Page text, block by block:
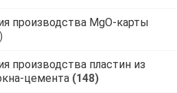
производства MgO-карты
производства пластин из
цемента (148)